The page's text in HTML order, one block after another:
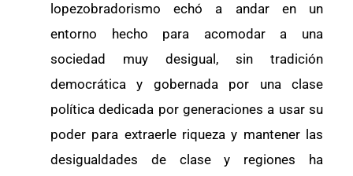
lopezobradorismo echó a andar en un
entorno hecho para acomodar a una
sociedad muy desigual, sin tradición
democrática y gobernada por una clase
política dedicada por generaciones a usar su
poder para extraerle riqueza y mantener las
desigualdades de clase y regiones ha